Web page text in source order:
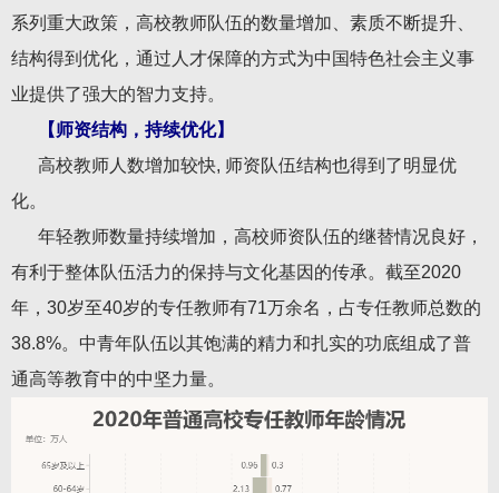
系列重大政策，高校教师队伍的数量增加、素质不断提升、
结构得到优化，通过人才保障的方式为中国特色社会主义事
业提供了强大的智力支持。
【师资结构，持续优化】
高校教师人数增加较快, 师资队伍结构也得到了明显优
化。
年轻教师数量持续增加，高校师资队伍的继替情况良好，
有利于整体队伍活力的保持与文化基因的传承。截至2020
年，30岁至40岁的专任教师有71万余名，占专任教师总数的
38.8%。中青年队伍以其饱满的精力和扎实的功底组成了普
通高等教育中的中坚力量。